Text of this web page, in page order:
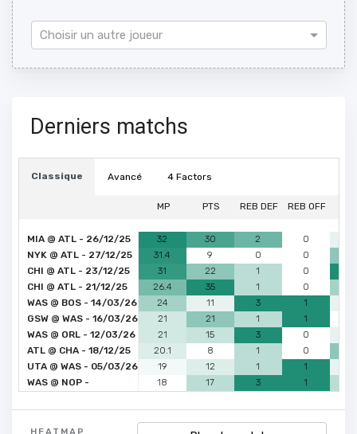
Choisir un autre joueur
Derniers matchs
Classique Avancé 4 Factors
MP PTS REB DEF REB OFF
MIA @ ATL - 26/12/25 32 30 2 0
NYK @ ATL - 27/12/25
31.4 9 0 0
CHI @ ATL - 23/12/25
31 22 1 0
CHI @ ATL - 21/12/25
26.4 35 1 0
WAS @ BOS - 14/03/26
24 11 3 1
GSW @ WAS - 16/03/26
21 21 1 1
WAS @ ORL - 12/03/26
21 15 3 0
ATL @ CHA - 18/12/25
20.1 8 1 0
UTA @ WAS - 05/03/26
19 12 1 1
WAS @ NOP -
18 17 3 1